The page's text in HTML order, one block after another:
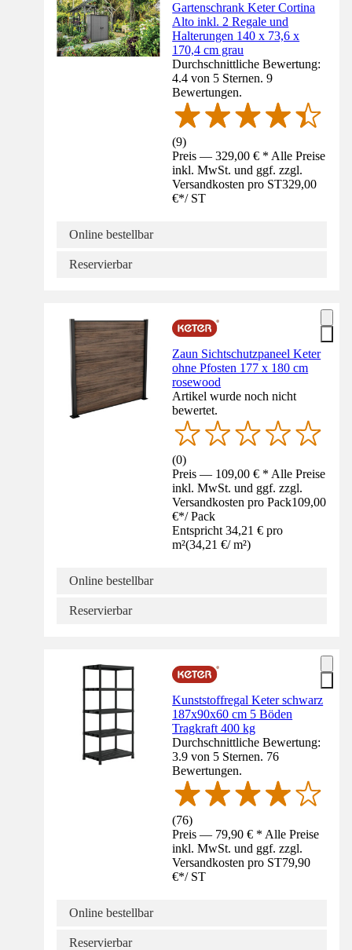
Gartenschrank Keter Cortina
Alto inkl. 2 Regale und
Halterungen 140 x 73,6 x
170,4 cm grau
Durchschnittliche Bewertung:
4.4 von 5 Sternen. 9
Bewertungen.
(9)
Preis — 329,00 € * Alle Preise
inkl. MwSt. und ggf. zzgl.
Versandkosten pro ST329,00
€*/ ST
Online bestellbar
Reservierbar
Zaun Sichtschutzpaneel Keter
ohne Pfosten 177 x 180 cm
rosewood
Artikel wurde noch nicht
bewertet.
(0)
Preis — 109,00 € * Alle Preise
inkl. MwSt. und ggf. zzgl.
Versandkosten pro Pack109,00
€*/ Pack
Entspricht 34,21 € pro
m²(34,21 €/ m²)
Online bestellbar
Reservierbar
Kunststoffregal Keter schwarz
187x90x60 cm 5 Böden
Tragkraft 400 kg
Durchschnittliche Bewertung:
3.9 von 5 Sternen. 76
Bewertungen.
(76)
Preis — 79,90 € * Alle Preise
inkl. MwSt. und ggf. zzgl.
Versandkosten pro ST79,90
€*/ ST
Online bestellbar
Reservierbar